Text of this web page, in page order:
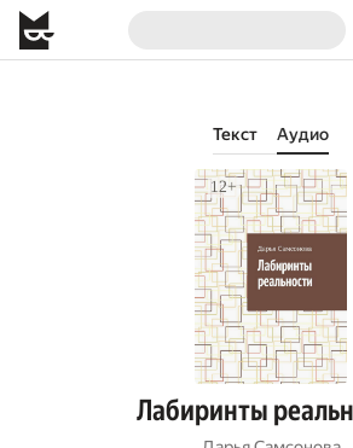
Текст Аудио
Лабиринты